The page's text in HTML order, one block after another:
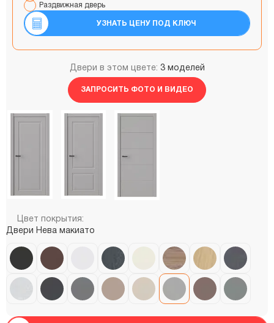
Раздвижная дверь
УЗНАТЬ ЦЕНУ ПОД КЛЮЧ
Двери в этом цвете: 3 моделей
ЗАПРОСИТЬ ФОТО И ВИДЕО
Цвет покрытия:
Двери Нева макиато